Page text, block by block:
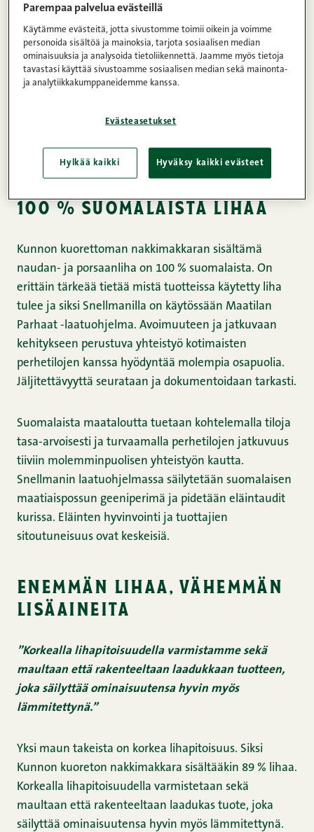
hyvältä kuin vanha tuttu Kunnon nakkimakkara. Se
valmistetaan samoista huolellisesti valituista raaka-
aineista, mutta ilman kuorta. Snellmanin periaatteet
ovat vahvasti läsnä aina alkutuotannosta uuden
tuotteen valmistusprosessiin. Seuraavassa
tuoteryhmäpäällikkö Johanna Salon haastattelun
nakkimakkaran lihaisan maun.
100 % suomalaista lihaa
Kunnon kuorettoman nakkimakkaran sisältämä
naudan- ja porsaanliha on 100 % suomalaista. On
erittäin tärkeää tietää mistä tuotteissa käytetty liha
tulee ja siksi Snellmanilla on käytössään Maatilan
Parhaat -laatuohjelma. Avoimuuteen ja jatkuvaan
kehitykseen perustuva yhteistyö kotimaisten
perhetilojen kanssa hyödyntää molempia osapuolia.
Jäljitettävyyttä seurataan ja dokumentoidaan tarkasti.
Suomalaista maataloutta tuetaan kohtelemalla tiloja
tasa-arvoisesti ja turvaamalla perhetilojen jatkuvuus
tiiviin molemminpuolisen yhteistyön kautta.
Snellmanin laatuohjelmassa säilytetään suomalaisen
maatiaispossun geeniperimä ja pidetään eläintaudit
kurissa. Eläinten hyvinvointi ja tuottajien
sitoutuneisuus ovat keskeisiä.
enemmän lihaa, vähemmän
lisäaineita
”Korkealla lihapitoisuudella varmistamme sekä
maultaan että rakenteeltaan laadukkaan tuotteen,
joka säilyttää ominaisuutensa hyvin myös
lämmitettynä.”
Yksi maun takeista on korkea lihapitoisuus. Siksi
Kunnon kuoreton nakkimakkara sisältääkin 89 % lihaa.
Korkealla lihapitoisuudella varmistetaan sekä
maultaan että rakenteeltaan laadukas tuote, joka
säilyttää ominaisuutensa hyvin myös lämmitettynä.
Parempaa palvelua evästeillä
Käytämme evästeitä, jotta sivustomme toimii oikein ja voimme
personoida sisältöä ja mainoksia, tarjota sosiaalisen median
ominaisuuksia ja analysoida tietoliikennettä. Jaamme myös tietoja
tavastasi käyttää sivustoamme sosiaalisen median sekä mainonta-
ja analytiikkakumppaneidemme kanssa.
Evästeasetukset
Hylkää kaikki Hyväksy kaikki evästeet